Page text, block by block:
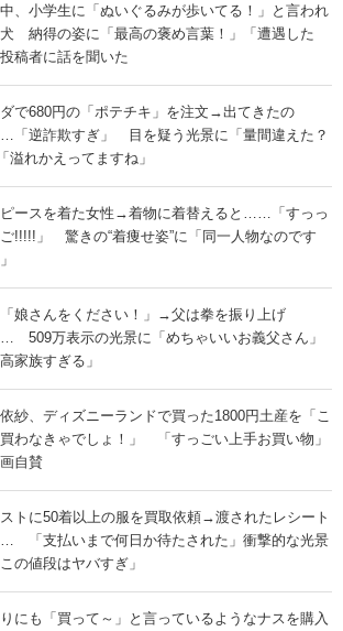
、小学生に「ぬいぐるみが歩いてる！」と言われ
納得の姿に「最高の褒め言葉！」「遭遇した
稿者に話を聞いた
で680円の「ポテチキ」を注文→出てきたの
「逆詐欺すぎ」 目を疑う光景に「量間違えた？
溢れかえってますね」
ースを着た女性→着物に着替えると……「すっっ
!!!!!」 驚きの“着痩せ姿”に「同一人物なのです
娘さんをください！」→父は拳を振り上げ
509万表示の光景に「めちゃいいお義父さん」
高家族すぎる」
紗、ディズニーランドで買った1800円土産を「こ
わなきゃでしょ！」 「すっごい上手お買い物」
自賛
トに50着以上の服を買取依頼→渡されたレシート
「支払いまで何日か待たされた」衝撃的な光景
の値段はヤバすぎ」
にも「買って～」と言っているようなナスを購入